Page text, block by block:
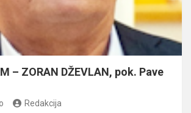
– ZORAN DŽEVLAN, pok. Pave
Redakcija